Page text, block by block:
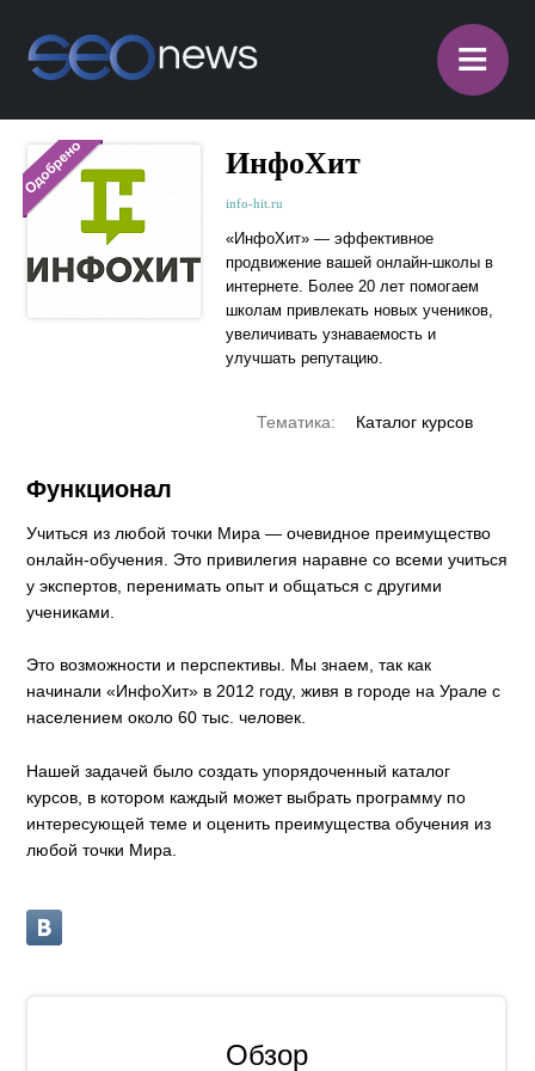
≡
ИнфоХит
info-hit.ru
«ИнфоХит» — эффективное
продвижение вашей онлайн-школы в
интернете. Более 20 лет помогаем
школам привлекать новых учеников,
увеличивать узнаваемость и
улучшать репутацию.
Тематика: Каталог курсов
Функционал
Учиться из любой точки Мира — очевидное преимущество
онлайн-обучения. Это привилегия наравне со всеми учиться
у экспертов, перенимать опыт и общаться с другими
учениками.
Это возможности и перспективы. Мы знаем, так как
начинали «ИнфоХит» в 2012 году, живя в городе на Урале с
населением около 60 тыс. человек.
Нашей задачей было создать упорядоченный каталог
курсов, в котором каждый может выбрать программу по
интересующей теме и оценить преимущества обучения из
любой точки Мира.
Обзор